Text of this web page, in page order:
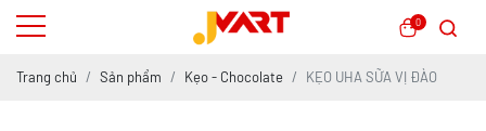
0
Trang chủ Sản phẩm Kẹo - Chocolate KẸO UHA SỮA VỊ ĐÀO